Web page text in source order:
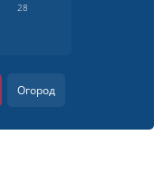
28
Огород